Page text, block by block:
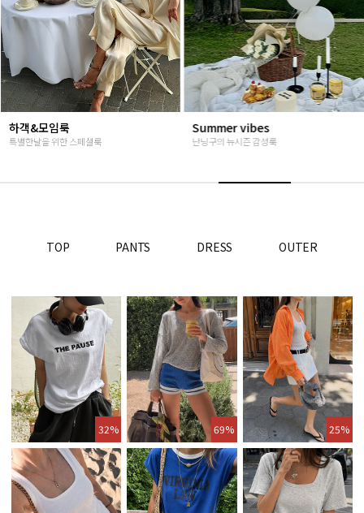
Summer vibes
난닝구의 뉴시즌 감성룩
베스트재진행
고객님들이 인정해주신 Steady seller
TOP PANTS DRESS OUTER
32% 69% 25%